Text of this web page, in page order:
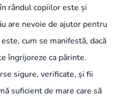
rândul copiilor este și
are nevoie de ajutor pentru
cum se manifestă, dacă
îngrijoreze ca părinte.
sigure, verificate, și fii
suficient de mare care să